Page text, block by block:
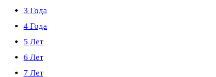
3 Года
4 Года
5 Лет
6 Лет
7 Лет